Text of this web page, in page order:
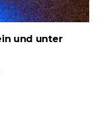
und unter